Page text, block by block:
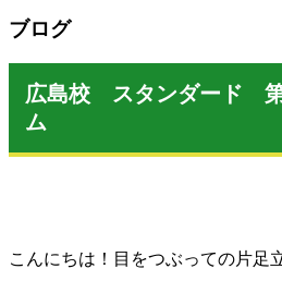
ブログ
広島校 スタンダード 第
ム
こんにちは！目をつぶっての片足